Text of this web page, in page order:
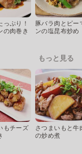
っぷり！
の肉巻き
豚バラ肉とピー
ンの塩昆布炒め
もっと見る
もチーズ
さつまいもと牛
の炒め煮